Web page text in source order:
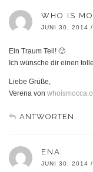
WHO IS
JUNI 30, 2014
Ein Traum Teil! 🙂
Ich wünsche dir einen
Liebe Grüße,
Verena von
ANTWORTEN
ENA
JUNI 30, 2014